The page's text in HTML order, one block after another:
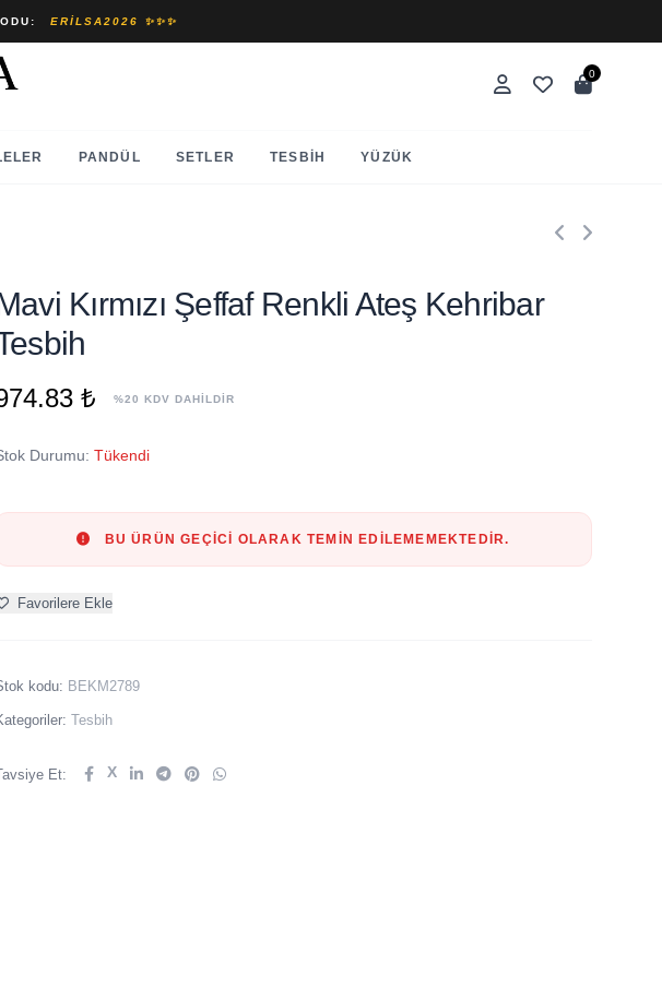
ERILSA2026 ✨✨✨
0
PANDÜL SETLER TESBIH YÜZÜK
Kırmızı Şeffaf Renkli Ateş Kehribar
₺ %20 KDV DAHİLDİR
Durumu: Tükendi
BU ÜRÜN GEÇICI OLARAK TEMIN EDILEMEMEKTEDIR.
Favorilere Ekle
kodu: BEKM2789
Tesbih
Et: X